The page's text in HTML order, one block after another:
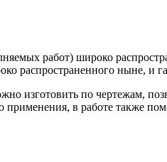
работ) широко
распространенного ныне, и
изготовить по чертежам,
применения, в работе также